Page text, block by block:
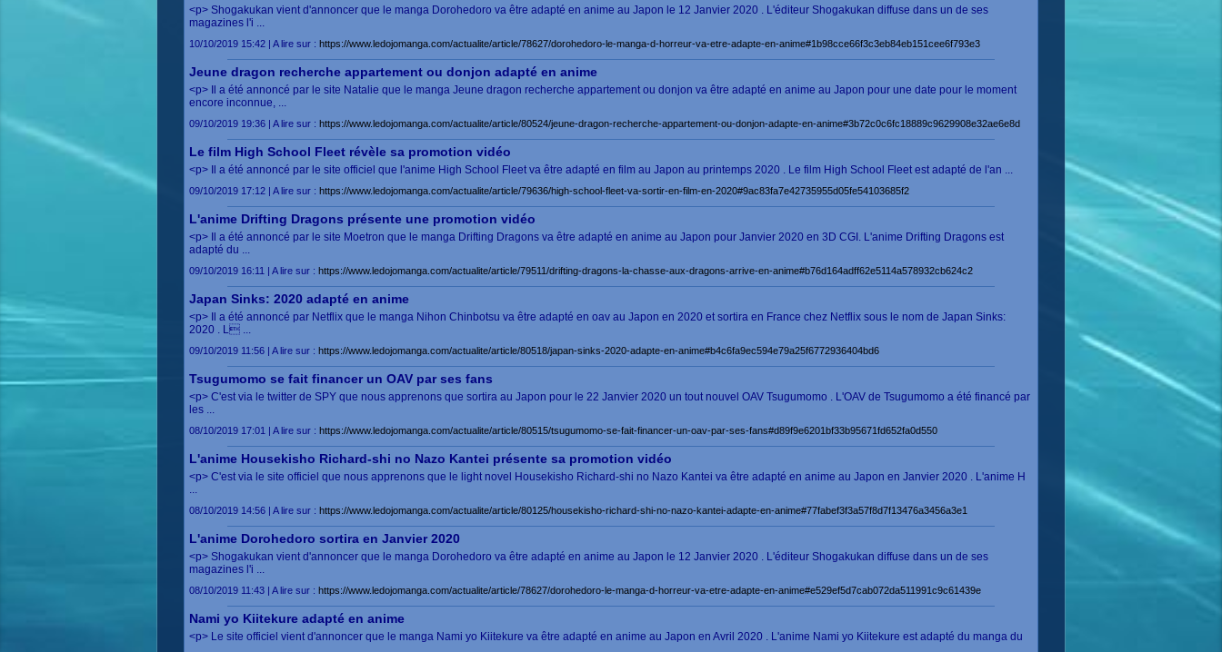
<p> Shogakukan vient d'annoncer que le manga Dorohedoro va être adapté en anime au Japon le 12 Janvier 2020 . L'éditeur Shogakukan diffuse dans un de ses
magazines l'i ...
10/10/2019 15:42 | A lire sur : https://www.ledojomanga.com/actualite/article/78627/dorohedoro-le-manga-d-horreur-va-etre-adapte-en-anime#1b98cce66f3c3eb84eb151cee6f793e3
Jeune dragon recherche appartement ou donjon adapté en anime
<p> Il a été annoncé par le site Natalie que le manga Jeune dragon recherche appartement ou donjon va être adapté en anime au Japon pour une date pour le moment
encore inconnue, ...
09/10/2019 19:36 | A lire sur : https://www.ledojomanga.com/actualite/article/80524/jeune-dragon-recherche-appartement-ou-donjon-adapte-en-anime#3b72c0c6fc18889c9629908e32ae6e8d
Le film High School Fleet révèle sa promotion vidéo
<p> Il a été annoncé par le site officiel que l'anime High School Fleet va être adapté en film au Japon au printemps 2020 . Le film High School Fleet est adapté de l'an ...
09/10/2019 17:12 | A lire sur : https://www.ledojomanga.com/actualite/article/79636/high-school-fleet-va-sortir-en-film-en-2020#9ac83fa7e42735955d05fe54103685f2
L'anime Drifting Dragons présente une promotion vidéo
<p> Il a été annoncé par le site Moetron que le manga Drifting Dragons va être adapté en anime au Japon pour Janvier 2020 en 3D CGI. L'anime Drifting Dragons est
adapté du ...
09/10/2019 16:11 | A lire sur : https://www.ledojomanga.com/actualite/article/79511/drifting-dragons-la-chasse-aux-dragons-arrive-en-anime#b76d164adff62e5114a578932cb624c2
Japan Sinks: 2020 adapté en anime
<p> Il a été annoncé par Netflix que le manga Nihon Chinbotsu va être adapté en oav au Japon en 2020 et sortira en France chez Netflix sous le nom de Japan Sinks:
2020 . L ...
09/10/2019 11:56 | A lire sur : https://www.ledojomanga.com/actualite/article/80518/japan-sinks-2020-adapte-en-anime#b4c6fa9ec594e79a25f6772936404bd6
Tsugumomo se fait financer un OAV par ses fans
<p> C'est via le twitter de SPY que nous apprenons que sortira au Japon pour le 22 Janvier 2020 un tout nouvel OAV Tsugumomo . L'OAV de Tsugumomo a été financé par
les ...
08/10/2019 17:01 | A lire sur : https://www.ledojomanga.com/actualite/article/80515/tsugumomo-se-fait-financer-un-oav-par-ses-fans#d89f9e6201bf33b95671fd652fa0d550
L'anime Housekisho Richard-shi no Nazo Kantei présente sa promotion vidéo
<p> C'est via le site officiel que nous apprenons que le light novel Housekisho Richard-shi no Nazo Kantei va être adapté en anime au Japon en Janvier 2020 . L'anime H
...
08/10/2019 14:56 | A lire sur : https://www.ledojomanga.com/actualite/article/80125/housekisho-richard-shi-no-nazo-kantei-adapte-en-anime#77fabef3f3a57f8d7f13476a3456a3e1
L'anime Dorohedoro sortira en Janvier 2020
<p> Shogakukan vient d'annoncer que le manga Dorohedoro va être adapté en anime au Japon le 12 Janvier 2020 . L'éditeur Shogakukan diffuse dans un de ses
magazines l'i ...
08/10/2019 11:43 | A lire sur : https://www.ledojomanga.com/actualite/article/78627/dorohedoro-le-manga-d-horreur-va-etre-adapte-en-anime#e529ef5d7cab072da511991c9c61439e
Nami yo Kiitekure adapté en anime
<p> Le site officiel vient d'annoncer que le manga Nami yo Kiitekure va être adapté en anime au Japon en Avril 2020 . L'anime Nami yo Kiitekure est adapté du manga du
...